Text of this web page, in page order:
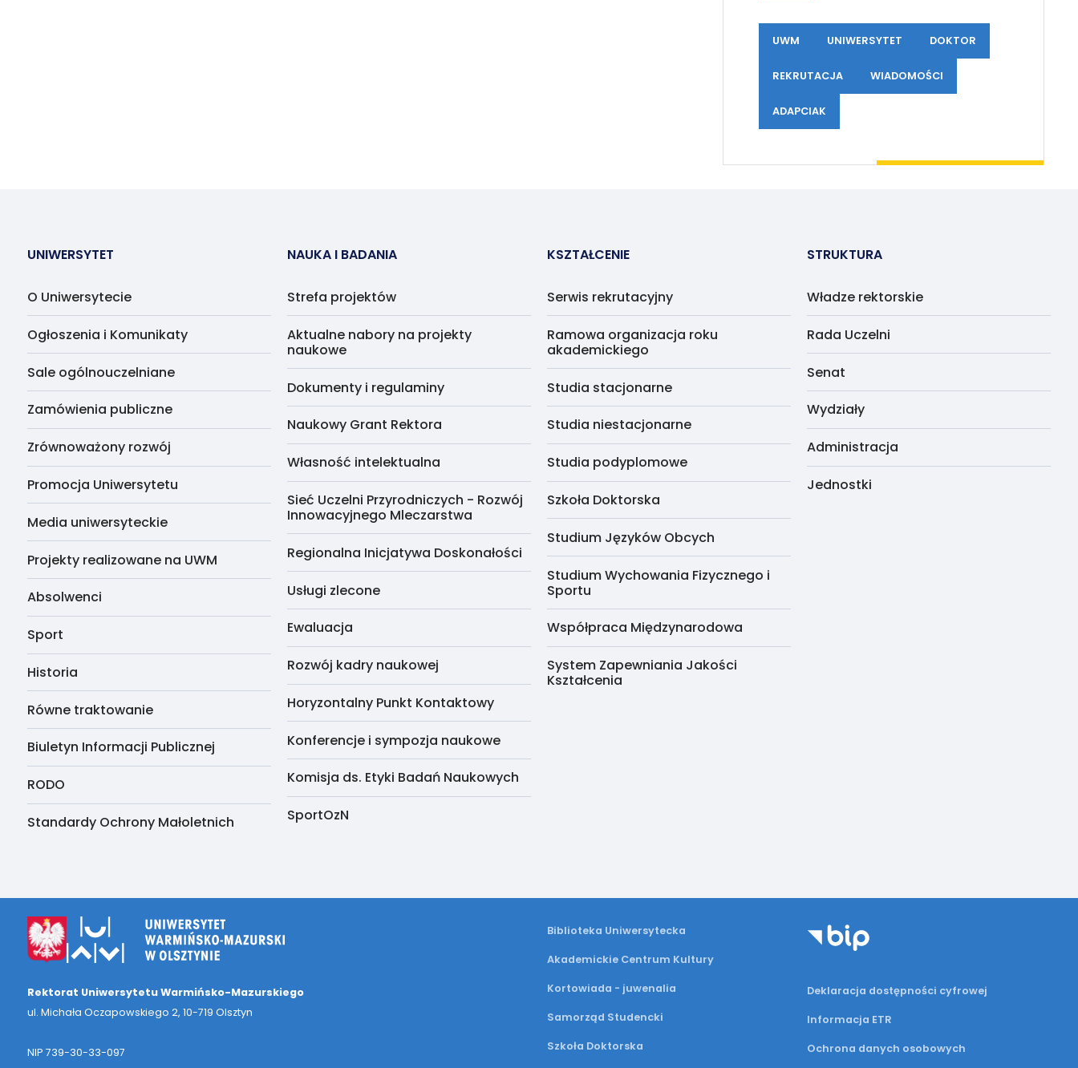
UWM UNIWERSYTET DOKTOR
REKRUTACJA WIADOMOŚCI
ADAPCIAK
UNIWERSYTET
O Uniwersytecie
Ogłoszenia i Komunikaty
Sale ogólnouczelniane
Zamówienia publiczne
Zrównoważony rozwój
Promocja Uniwersytetu
Media uniwersyteckie
Projekty realizowane na UWM
Absolwenci
Sport
Historia
Równe traktowanie
Biuletyn Informacji Publicznej
RODO
Standardy Ochrony Małoletnich
NAUKA I BADANIA
Strefa projektów
Aktualne nabory na projekty
naukowe
Dokumenty i regulaminy
Naukowy Grant Rektora
Własność intelektualna
Sieć Uczelni Przyrodniczych - Rozwój
Innowacyjnego Mleczarstwa
Regionalna Inicjatywa Doskonałości
Usługi zlecone
Ewaluacja
Rozwój kadry naukowej
Horyzontalny Punkt Kontaktowy
Konferencje i sympozja naukowe
Komisja ds. Etyki Badań Naukowych
SportOzN
KSZTAŁCENIE
Serwis rekrutacyjny
Ramowa organizacja roku
akademickiego
Studia stacjonarne
Studia niestacjonarne
Studia podyplomowe
Szkoła Doktorska
Studium Języków Obcych
Studium Wychowania Fizycznego i
Sportu
Współpraca Międzynarodowa
System Zapewniania Jakości
Kształcenia
STRUKTURA
Władze rektorskie
Rada Uczelni
Senat
Wydziały
Administracja
Jednostki
Rektorat Uniwersytetu Warmińsko-Mazurskiego
ul. Michała Oczapowskiego 2, 10-719 Olsztyn
NIP 739-30-33-097
Biblioteka Uniwersytecka
Akademickie Centrum Kultury
Kortowiada - juwenalia
Samorząd Studencki
Szkoła Doktorska
Deklaracja dostępności cyfrowej
Informacja ETR
Ochrona danych osobowych